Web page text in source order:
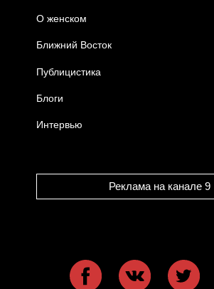
О женском
Ближний Восток
Публицистика
Блоги
Интервью
Реклама на канале 9